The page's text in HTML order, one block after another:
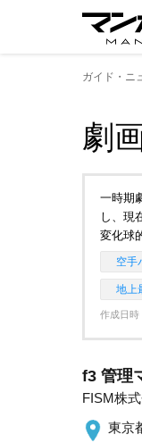
ガイド・ニ
劇
一時期
し、現
変化球
空手
地上
作成日
f3 管理
FISM株
東京